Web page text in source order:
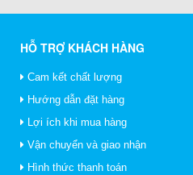
HỖ TRỢ KHÁCH HÀNG
Cam kết chất lượng
Hướng dẫn đặt hàng
Lợi ích khi mua hàng
Vận chuyển và giao nhận
Hình thức thanh toán